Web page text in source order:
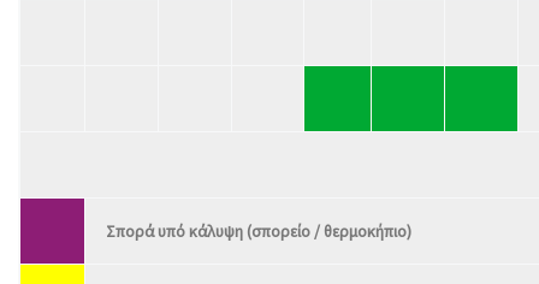
Σπορά υπό κάλυψη (σπορείο / θερμοκήπιο)